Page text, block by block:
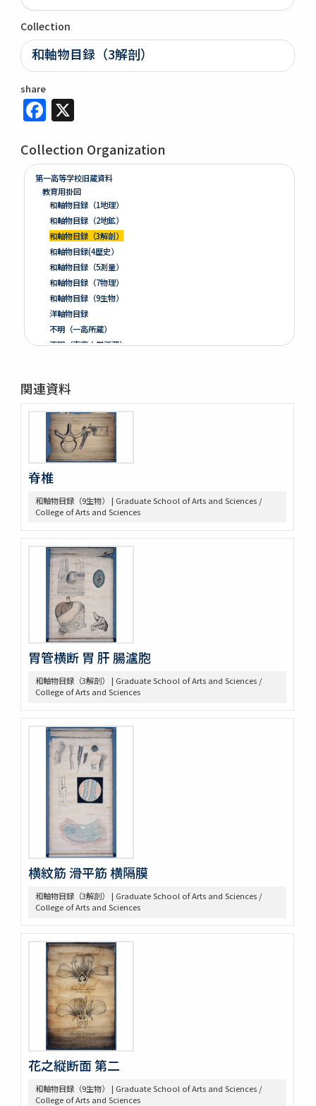
Collection
和軸物目録（3解剖）
share
Facebook
Collection Organization
第一高等学校旧蔵資料
教育用掛図
和軸物目録（1地理）
和軸物目録（2地鉱）
和軸物目録（3解剖）
和軸物目録(4歴史）
和軸物目録（5測量）
和軸物目録（7物理）
和軸物目録（9生物）
洋軸物目録
不明（一高所蔵）
不明（東京大学所蔵）
スタニスラス・プチ「産業実務家」
Von West nach Ost
関連資料
脊椎
和軸物目録（9生物） | Graduate School of Arts and Sciences /
College of Arts and Sciences
胃管横断 胃 肝 腸瀘胞
和軸物目録（3解剖） | Graduate School of Arts and Sciences /
College of Arts and Sciences
横紋筋 滑平筋 横隔膜
和軸物目録（3解剖） | Graduate School of Arts and Sciences /
College of Arts and Sciences
花之縦断面 第二
和軸物目録（9生物） | Graduate School of Arts and Sciences /
College of Arts and Sciences